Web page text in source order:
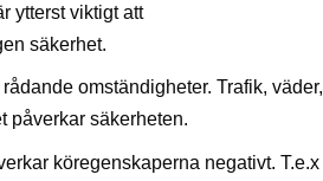
ytterst viktigt att
säkerhet.
omständigheter. Trafik, väder,
påverkar säkerheten.
köregenskaperna negativt. T.e.x